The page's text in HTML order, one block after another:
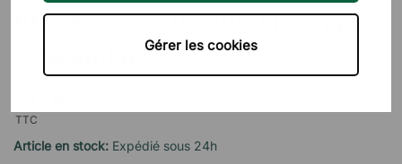
Gérer les cookies
Bureau assis debout électrique
TTC
Article en stock: Expédié sous 24h